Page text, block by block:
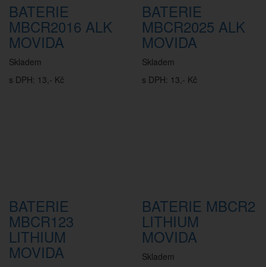
BATERIE
MBCR2016 ALK
MOVIDA
Skladem
s DPH: 13,- Kč
BATERIE
MBCR2025 ALK
MOVIDA
Skladem
s DPH: 13,- Kč
BATERIE
MBCR123
LITHIUM
MOVIDA
BATERIE MBCR2
LITHIUM
MOVIDA
Skladem